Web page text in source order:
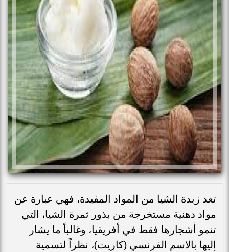
تعد زبدة الشيا من المواد المفيدة، فهي عبارة عن
مواد دهنية مستخرجة من بذور ثمرة الشيا، التي
تنمو أشجارها فقط في أفريقيا، وغالباً ما يشار
إليها بالاسم الفرنسي (كاريت)، نظراً لتسمية